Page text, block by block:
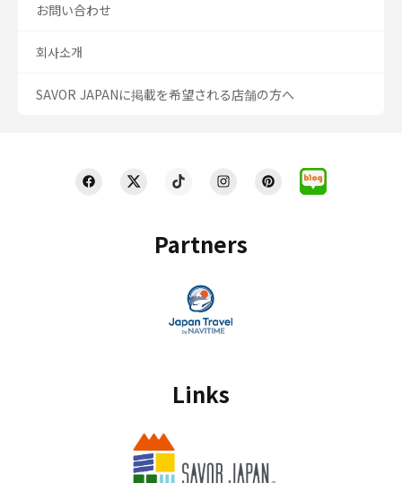
Partners
Links
お問い合わせ
회사소개
SAVOR JAPANに掲載を希望される店舗の方へ